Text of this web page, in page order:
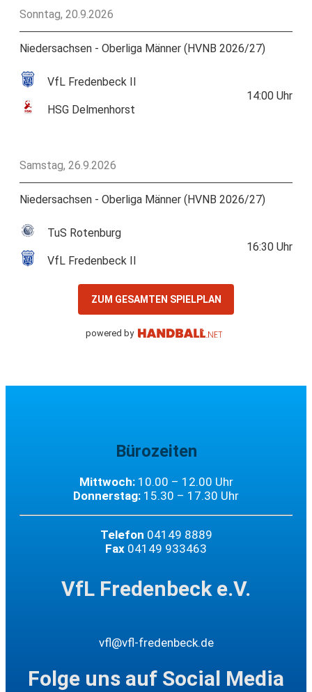
Sonntag, 20.9.2026
Niedersachsen - Oberliga Männer (HVNB 2026/27)
VfL Fredenbeck II
HSG Delmenhorst
14:00 Uhr
Samstag, 26.9.2026
Niedersachsen - Oberliga Männer (HVNB 2026/27)
TuS Rotenburg
VfL Fredenbeck II
16:30 Uhr
ZUM GESAMTEN SPIELPLAN
powered by
Bürozeiten
Mittwoch:10.00 – 12.00 Uhr
Donnerstag: 15.30 – 17.30 Uhr
Telefon 04149 8889
Fax 04149 933463
VfL Fredenbeck e.V.
vfl@vfl-fredenbeck.de
Folge uns auf Social Media